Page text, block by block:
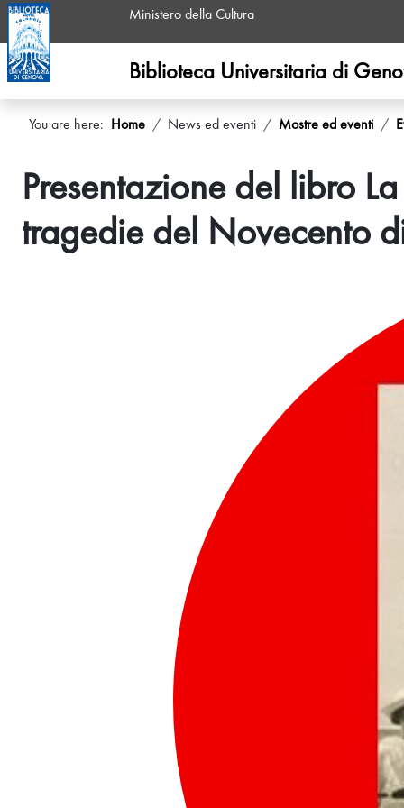
Ministero della Cultura
Biblioteca Universitaria di
You are here: Home News ed eventi Mostre ed eventi
Presentazione del libro
tragedie del Novecento